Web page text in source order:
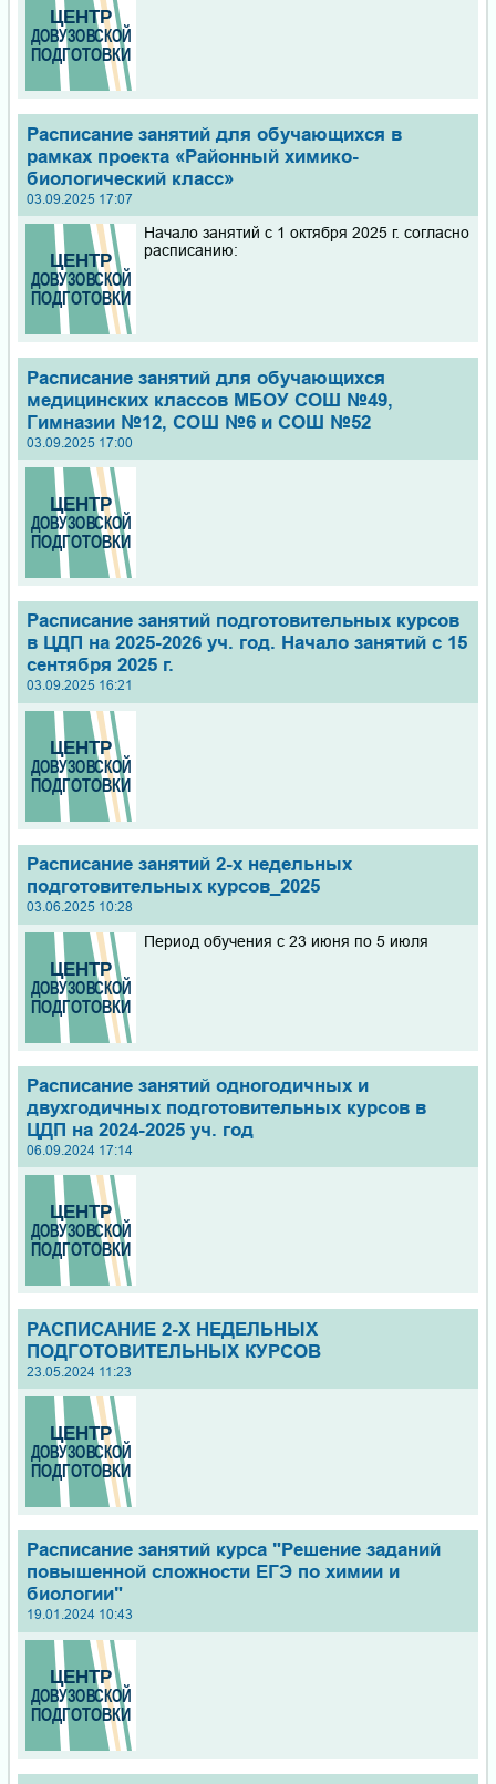
Расписание занятий для обучающихся в
рамках проекта «Районный химико-
биологический класс»
03.09.2025 17:07
Начало занятий с 1 октября 2025 г. согласно
расписанию:
Расписание занятий для обучающихся
медицинских классов МБОУ СОШ №49,
Гимназии №12, СОШ №6 и СОШ №52
03.09.2025 17:00
Расписание занятий подготовительных курсов
в ЦДП на 2025-2026 уч. год. Начало занятий с 15
сентября 2025 г.
03.09.2025 16:21
Расписание занятий 2-х недельных
подготовительных курсов_2025
03.06.2025 10:28
Период обучения с 23 июня по 5 июля
Расписание занятий одногодичных и
двухгодичных подготовительных курсов в
ЦДП на 2024-2025 уч. год
06.09.2024 17:14
РАСПИСАНИЕ 2-Х НЕДЕЛЬНЫХ
ПОДГОТОВИТЕЛЬНЫХ КУРСОВ
23.05.2024 11:23
Расписание занятий курса "Решение заданий
повышенной сложности ЕГЭ по химии и
биологии"
19.01.2024 10:43